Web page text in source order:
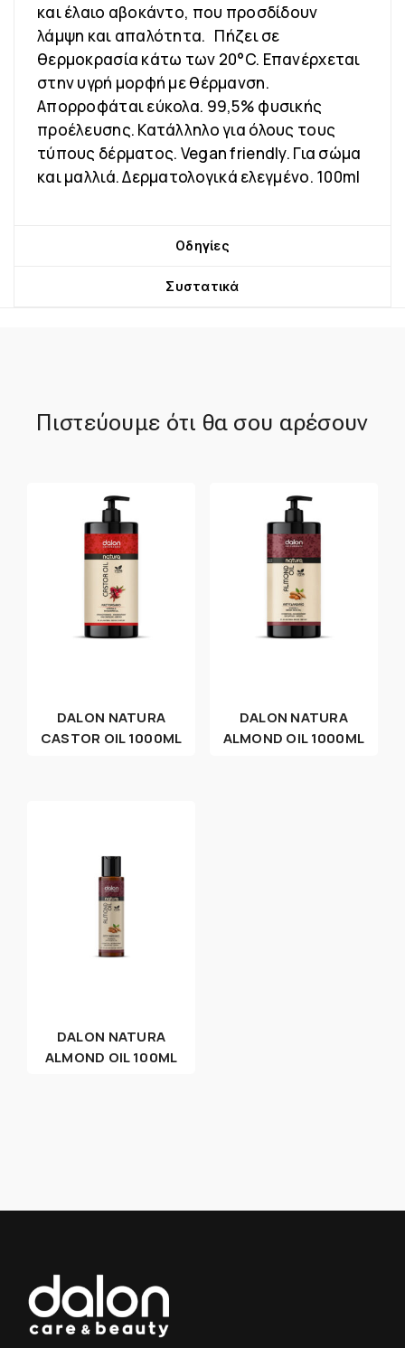
και έλαιο αβοκάντο, που προσδίδουν
λάμψη και απαλότητα. Πήζει σε
θερμοκρασία κάτω των 20°C. Επανέρχεται
στην υγρή μορφή με θέρμανση.
Απορροφάται εύκολα. 99,5% φυσικής
προέλευσης. Κατάλληλο για όλους τους
τύπους δέρματος. Vegan friendly. Για σώμα
και μαλλιά. Δερματολογικά ελεγμένο. 100ml
Οδηγίες
Συστατικά
Πιστεύουμε ότι θα σου αρέσουν
DALON NATURA
CASTOR OIL 1000ML
DALON NATURA
ALMOND OIL 1000ML
DALON NATURA
ALMOND OIL 100ML